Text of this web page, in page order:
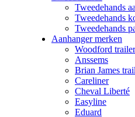
Tweedehands
Tweedehands
Tweedehands
Aanhanger merken
Woodford trailer
Anssems
Brian James
Careliner
Cheval Liberté
Easyline
Eduard